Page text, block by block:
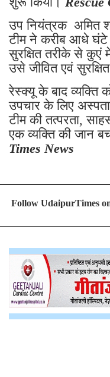
उप नियंत्रक अमित
टीम ने करीब आधे
सुरक्षित तरीके से कुएं
उसे जीवित एवं
रेस्क्यू के बाद व्यक्ति
उपचार के लिए
टीम की तत्परता,
एक व्यक्ति की जान
Times News
Follow UdaipurTimes